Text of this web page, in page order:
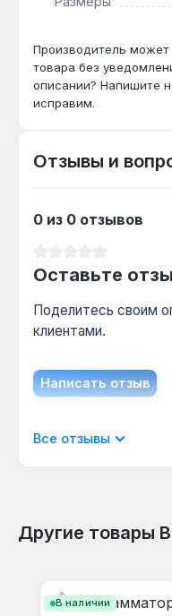
При полной
измельчением
исходной листвы
Производитель может
товара без
описании? Напишите
исправим.
Отзывы и
0 из 0 отзывов
Оставьте
Поделитесь своим
клиентами.
Написать отзыв
Отображать
Все отзывы
Другие товары
В наличии